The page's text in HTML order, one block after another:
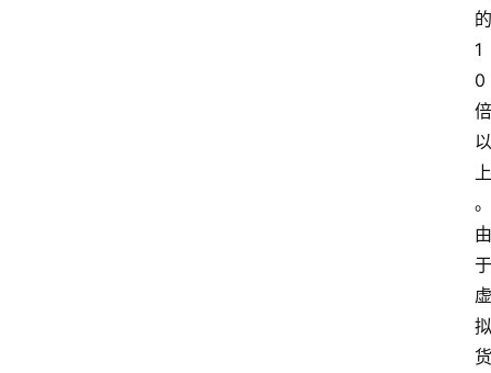
的
1
0
倍
以
上
。
由
于
虚
拟
货